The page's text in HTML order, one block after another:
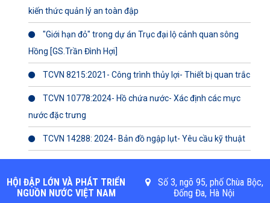
kiến thức quản lý an toàn đập
"Giới hạn đỏ" trong dự án Trục đại lộ cảnh quan sông
Hồng [GS.Trần Đình Hợi]
TCVN 8215:2021- Công trình thủy lợi- Thiết bị quan trắc
TCVN 10778:2024- Hồ chứa nước- Xác định các mực
nước đặc trưng
TCVN 14288: 2024- Bản đồ ngập lụt- Yêu cầu kỹ thuật
HỘI ĐẬP LỚN VÀ PHÁT TRIỂN
NGUỒN NƯỚC VIỆT NAM
Số 3, ngõ 95, phố Chùa Bộc,
Đống Đa, Hà Nội